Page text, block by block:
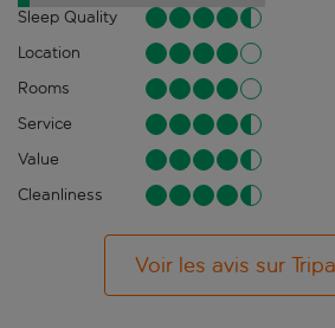
Sleep Quality
Location
Rooms
Service
Value
Cleanliness
Voir les avis sur